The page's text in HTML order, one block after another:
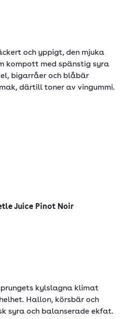
och yppigt, den mjuka
kompott med spänstig syra
bigarråer och blåbär
därtill toner av vingummi.
Juice Pinot Noir
kylslagna klimat
Hallon, körsbär och
syra och balanserade ekfat.